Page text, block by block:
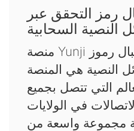
رمز التحقق عبر
النصية السحابية
منصة Yunji السحابية لاستقبال رموز
النصية هي المنصة
التي تتصل بجميع
في الولايات
مجموعة واسعة من